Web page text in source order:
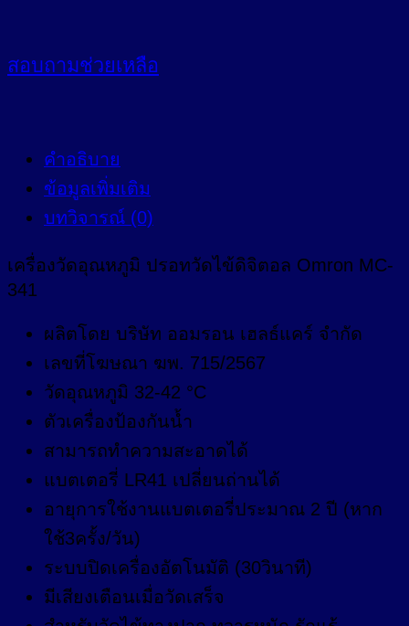
สอบถามช่วยเหลือ
คำอธิบาย
ข้อมูลเพิ่มเติม
บทวิจารณ์ (0)
เครื่องวัดอุณหภูมิ ปรอทวัดไข้ดิจิตอล Omron MC-
341
ผลิตโดย บริษัท ออมรอน เฮลธ์แคร์ จำกัด
เลขที่โฆษณา ฆพ. 715/2567
วัดอุณหภูมิ 32-42 °C
ตัวเครื่องป้องกันน้ำ
สามารถทำความสะอาดได้
แบตเตอรี่ LR41 เปลี่ยนถ่านได้
อายุการใช้งานแบตเตอรี่ประมาณ 2 ปี (หาก
ใช้3ครั้ง/วัน)
ระบบปิดเครื่องอัตโนมัติ (30วินาที)
มีเสียงเตือนเมื่อวัดเสร็จ